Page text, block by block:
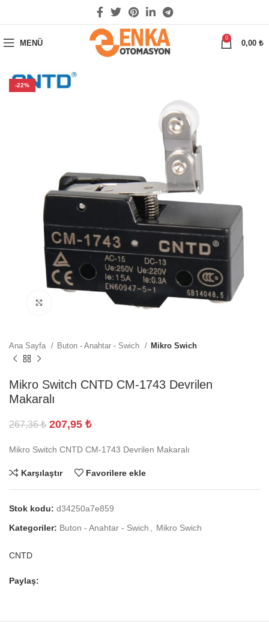
MENÜ
0
0,00 ₺
-22%
Büyütmek için tıklayın
Ana Sayfa Buton - Anahtar - Swich Mikro Swich
Mikro Switch CNTD CM-1743 Devrilen
Makaralı
267,36₺ 207,95 ₺
Mikro Switch CNTD CM-1743 Devrilen Makaralı
Karşılaştır Favorilere ekle
Stok kodu: d34250a7e859
Kategoriler: Buton - Anahtar - Swich Mikro Swich
CNTD
Paylaş: